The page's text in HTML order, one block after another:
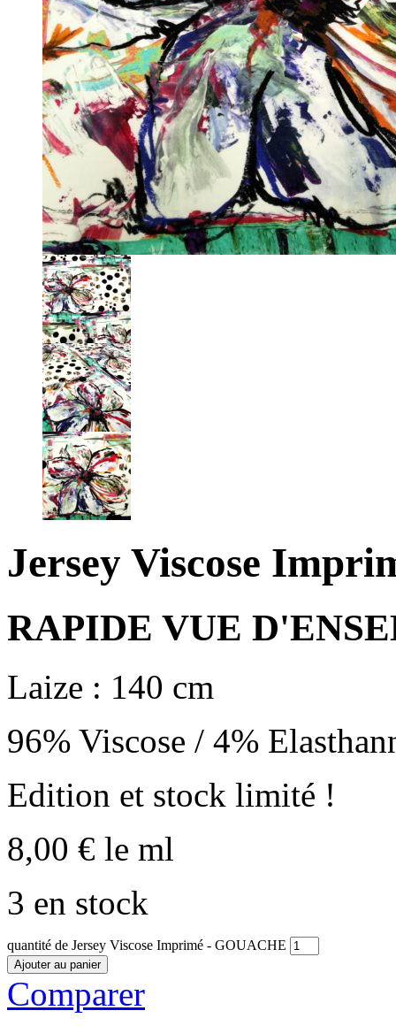
Jersey Viscose
RAPIDE VUE
Laize : 140 cm
96% Viscose / 4%
Edition et stock limité !
8,00 € le ml
3 en stock
quantité de Jersey Viscose Imprimé - GOUACHE
Ajouter au panier
Comparer